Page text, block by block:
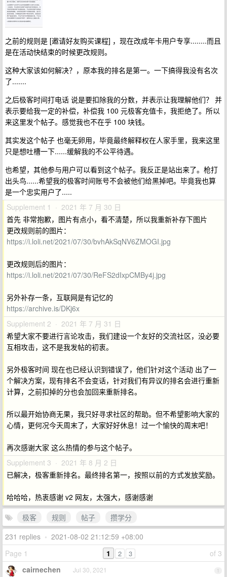
之前的规则是 [邀请好友购买课程] ，现在改成年卡用户专享........而且
是在活动快结束的时候更改规则。
这种大家该如何解决？，原本我的排名是第一。一下搞得我没有名次
了.......
之后极客时间打电话 说是要扣除我的分数，并表示让我理解他们？ 并
表示要给我一定的补偿，补偿我 100 元极客充值卡，我拒绝了。所以
来这里发个帖子。感觉我也不在乎 100 块钱。
其实发这个帖子 也毫无卵用，毕竟最终解释权在人家手里，我来这里
只是想吐槽一下......缓解我的不公平待遇。
也希望，其他参与用户可以看到这个帖子。我反正是站出来了。枪打
出头鸟......希望我的极客时间账号不会被他们给黑掉吧。毕竟我也算
是一个忠实用户了.....
Supplement 1 · 2021 年 7 月 30 日
首先 非常抱歉，图片有点小，看不清楚，所以我重新补存下图片
更改规则前的图片：
https://i.loli.net/2021/07/30/bvhAkSqNV6ZMOGI.jpg
更改规则后的图片：
https://i.loli.net/2021/07/30/ReFS2dIxpCMBy4j.jpg
另外补存一条，互联网是有记忆的
https://archive.is/DKj6x
Supplement 2 · 2021 年 7 月 31 日
希望大家不要进行言论攻击，我们建设一个友好的交流社区，没必要
互相攻击，这不是我发帖的初衷。
另外极客时间 现在也已经认识到错误了，他们针对这个活动 出了一
个解决方案，现有排名不会变话，针对我们有异议的排名会进行重新
计算，之前扣掉的分也会加回来重新排名。
所以最开始协商无果，我只好寻求社区的帮助。但不希望影响大家的
心情，更何况今天周末了，大家好好休息！过一个愉快的周末吧！
再次感谢大家 这么热情的参与这个帖子。
Supplement 3 · 2021 年 8 月 2 日
已解决，极客重新排名。最终排名第一，按照以前的方式发放奖励。
哈哈哈，热衷感谢 v2 网友，太强大，感谢感谢
极客
规则 帖子
攒学分
231 replies • 2021-08-02 21:12:59 +08:00
Page 1
of 3
1 2 3
1
cairnechen Jul 30, 2021